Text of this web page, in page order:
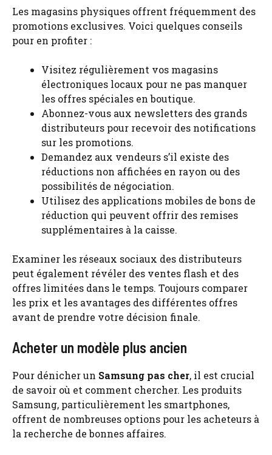
Les magasins physiques offrent fréquemment des
promotions exclusives. Voici quelques conseils
pour en profiter :
Visitez régulièrement vos magasins
électroniques locaux pour ne pas manquer
les offres spéciales en boutique.
Abonnez-vous aux newsletters des grands
distributeurs pour recevoir des notifications
sur les promotions.
Demandez aux vendeurs s’il existe des
réductions non affichées en rayon ou des
possibilités de négociation.
Utilisez des applications mobiles de bons de
réduction qui peuvent offrir des remises
supplémentaires à la caisse.
Examiner les réseaux sociaux des distributeurs
peut également révéler des ventes flash et des
offres limitées dans le temps. Toujours comparer
les prix et les avantages des différentes offres
avant de prendre votre décision finale.
Acheter un modèle plus ancien
Pour dénicher un Samsung pas cher, il est crucial
de savoir où et comment chercher. Les produits
Samsung, particulièrement les smartphones,
offrent de nombreuses options pour les acheteurs à
la recherche de bonnes affaires.